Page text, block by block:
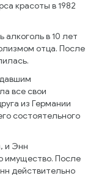
красоты в 1982
в 10 лет
отца. После
все свои
из Германии
состоятельного
и Энн
имущество. После
действительно